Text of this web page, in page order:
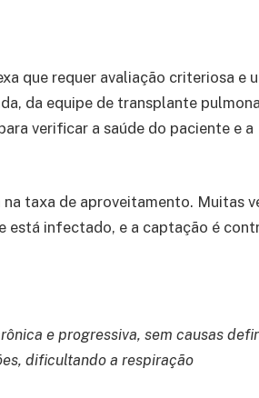
que requer avaliação criteriosa e
da equipe de transplante
verificar a saúde do paciente e a
taxa de aproveitamento. Muitas
está infectado, e a captação é
e progressiva, sem causas
dificultando a respiração